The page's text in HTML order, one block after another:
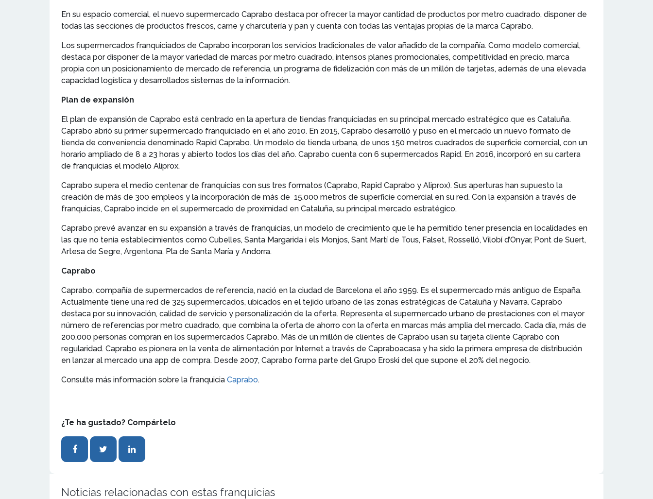
En su espacio comercial, el nuevo supermercado Caprabo destaca por ofrecer la mayor cantidad de productos por metro cuadrado, disponer de
todas las secciones de productos frescos, carne y charcutería y pan y cuenta con todas las ventajas propias de la marca Caprabo.
Los supermercados franquiciados de Caprabo incorporan los servicios tradicionales de valor añadido de la compañía. Como modelo comercial,
destaca por disponer de la mayor variedad de marcas por metro cuadrado, intensos planes promocionales, competitividad en precio, marca
propia con un posicionamiento de mercado de referencia, un programa de fidelización con más de un millón de tarjetas, además de una elevada
capacidad logística y desarrollados sistemas de la información.
Plan de expansión
El plan de expansión de Caprabo está centrado en la apertura de tiendas franquiciadas en su principal mercado estratégico que es Cataluña.
Caprabo abrió su primer supermercado franquiciado en el año 2010. En 2015, Caprabo desarrolló y puso en el mercado un nuevo formato de
tienda de conveniencia denominado Rapid Caprabo. Un modelo de tienda urbana, de unos 150 metros cuadrados de superficie comercial, con un
horario ampliado de 8 a 23 horas y abierto todos los días del año. Caprabo cuenta con 6 supermercados Rapid. En 2016, incorporó en su cartera
de franquicias el modelo Aliprox.
Caprabo supera el medio centenar de franquicias con sus tres formatos (Caprabo, Rapid Caprabo y Aliprox). Sus aperturas han supuesto la
creación de más de 300 empleos y la incorporación de más de 15.000 metros de superficie comercial en su red. Con la expansión a través de
franquicias, Caprabo incide en el supermercado de proximidad en Cataluña, su principal mercado estratégico.
Caprabo prevé avanzar en su expansión a través de franquicias, un modelo de crecimiento que le ha permitido tener presencia en localidades en
las que no tenía establecimientos como Cubelles, Santa Margarida i els Monjos, Sant Martí de Tous, Falset, Rosselló, Vilobí d’Onyar, Pont de Suert,
Artesa de Segre, Argentona, Pla de Santa María y Andorra.
Caprabo
Caprabo, compañía de supermercados de referencia, nació en la ciudad de Barcelona el año 1959. Es el supermercado más antiguo de España.
Actualmente tiene una red de 325 supermercados, ubicados en el tejido urbano de las zonas estratégicas de Cataluña y Navarra. Caprabo
destaca por su innovación, calidad de servicio y personalización de la oferta. Representa el supermercado urbano de prestaciones con el mayor
número de referencias por metro cuadrado, que combina la oferta de ahorro con la oferta en marcas más amplia del mercado. Cada día, más de
200.000 personas compran en los supermercados Caprabo. Más de un millón de clientes de Caprabo usan su tarjeta cliente Caprabo con
regularidad. Caprabo es pionera en la venta de alimentación por Internet a través de Capraboacasa y ha sido la primera empresa de distribución
en lanzar al mercado una app de compra. Desde 2007, Caprabo forma parte del Grupo Eroski del que supone el 20% del negocio.
Consulte más información sobre la franquicia Caprabo.
¿Te ha gustado? Compártelo
Noticias relacionadas con estas franquicias